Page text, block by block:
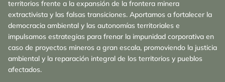
territorios frente a la expansión de la frontera minera
extractivista y las falsas transiciones. Aportamos a fortalecer la
democracia ambiental y las autonomías territoriales e
impulsamos estrategias para frenar la impunidad corporativa en
caso de proyectos mineros a gran escala, promoviendo la justicia
ambiental y la reparación integral de los territorios y pueblos
afectados.